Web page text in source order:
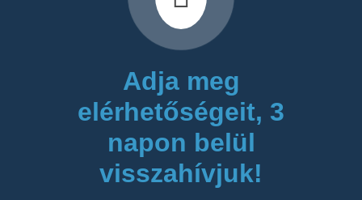
Adja meg
elérhetőségeit, 3
napon belül
visszahívjuk!